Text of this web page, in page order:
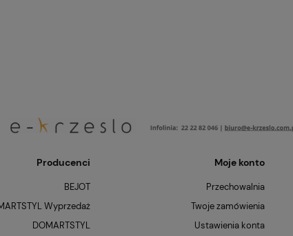
Producenci
BEJOT
Wyprzedaż
DOMARTSTYL
Moje konto
Przechowalnia
Twoje zamówienia
Ustawienia konta